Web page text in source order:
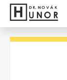
Kilépés
tartalomba